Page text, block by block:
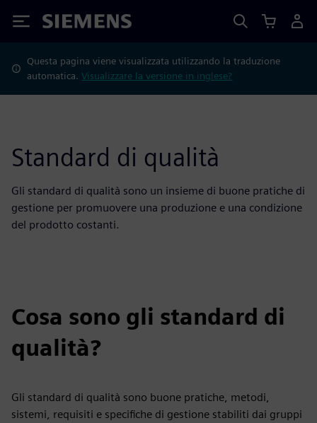
Siemens
Questa pagina viene visualizzata utilizzando la traduzione
automatica.Visualizzare la versione in inglese?
Standard di qualità
Gli standard di qualità sono un insieme di buone pratiche di
gestione per promuovere una produzione e una condizione
del prodotto costanti.
Cosa sono gli standard di
qualità?
Gli standard di qualità sono buone pratiche, metodi,
sistemi, requisiti e specifiche di gestione stabiliti dai gruppi